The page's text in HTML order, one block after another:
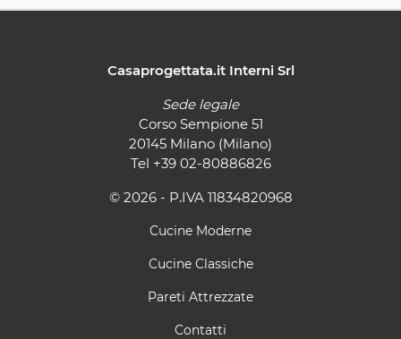
Casaprogettata.it Interni Srl
Sede legale
Corso Sempione 51
20145 Milano (Milano)
Tel +39 02-80886826
© 2026 - P.IVA 11834820968
Cucine Moderne
Cucine Classiche
Pareti Attrezzate
Contatti